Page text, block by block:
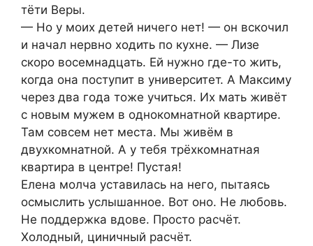
тёти Веры.
— Но у моих детей ничего нет! — он вскочил
и начал нервно ходить по кухне. — Лизе
скоро восемнадцать. Ей нужно где-то жить,
когда она поступит в университет. А Максиму
через два года тоже учиться. Их мать живёт
с новым мужем в однокомнатной квартире.
Там совсем нет места. Мы живём в
двухкомнатной. А у тебя трёхкомнатная
квартира в центре! Пустая!
Елена молча уставилась на него, пытаясь
осмыслить услышанное. Вот оно. Не любовь.
Не поддержка вдове. Просто расчёт.
Холодный, циничный расчёт.